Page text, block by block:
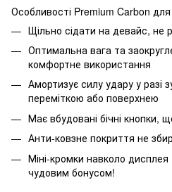
Особливості Premium Carbon
Щільно сідати на девайс, не
Оптимальна вага та
комфортне використання
Амортизує силу удару у разі
переміткою або поверхнею
Має вбудовані бічні кнопки,
Анти-ковзне покриття не
Міні-кромки навколо
чудовим бонусом!